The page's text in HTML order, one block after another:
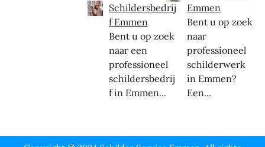
Schildersbedrij
f Emmen
Bent u op zoek
naar een
professioneel
schildersbedrij
f in Emmen...
Emmen
Bent u op zoek
naar
professioneel
schilderwerk
in Emmen?
Een...